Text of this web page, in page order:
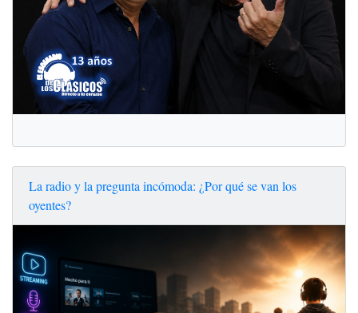
La radio y la pregunta incómoda: ¿Por qué se van los
oyentes?